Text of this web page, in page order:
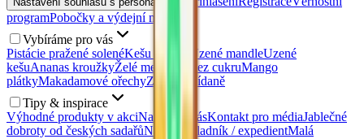
programPobočky a výdejní místa
Vybíráme pro vás
Pistácie pražené solenéKešu ořechy Uzené mandleUzené
kešuAnanas kroužkyŽelé medvídci bez cukruMango
plátkyMakadamové ořechyZdravé snídaně
Tipy & inspirace
Výhodné produkty v akciNapsali o násKontakt pro médiaJablečné
dobroty od českých sadařůNábor: Skladník / expedientMalá